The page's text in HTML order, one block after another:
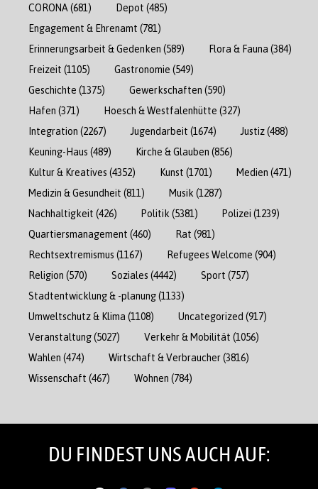
CORONA (681) Depot (485)
Engagement & Ehrenamt (781)
Erinnerungsarbeit & Gedenken (589) Flora & Fauna (384)
Freizeit (1105) Gastronomie (549)
Geschichte (1375) Gewerkschaften (590)
Hafen (371) Hoesch & Westfalenhütte (327)
Integration (2267) Jugendarbeit (1674) Justiz(488)
Keuning-Haus (489) Kirche & Glauben (856)
Kultur & Kreatives (4352) Kunst (1701) Medien (471)
Medizin & Gesundheit (811) Musik (1287)
Nachhaltigkeit (426) Politik (5381) Polizei (1239)
Quartiersmanagement (460) Rat (981)
Rechtsextremismus (1167) Refugees Welcome (904)
Religion (570) Soziales (4442) Sport (757)
Stadtentwicklung & -planung(1133)
Umweltschutz & Klima (1108) Uncategorized (917)
Veranstaltung(5027) Verkehr & Mobilität (1056)
Wahlen (474) Wirtschaft & Verbraucher(3816)
Wissenschaft (467) Wohnen (784)
DU FINDEST UNS AUCH AUF: